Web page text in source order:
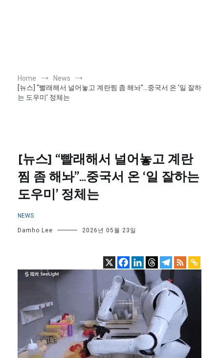
Home
News
[뉴스] “빨래해서 널어놓고 계란찜 좀 해놔”…중국서 온 ‘일 잘하
는 도우미’ 정체는
[뉴스] “빨래해서 널어놓고 계란
찜 좀 해놔”…중국서 온 ‘일 잘하는
도우미’ 정체는
NEWS
Damho Lee 2026년 05월 23일